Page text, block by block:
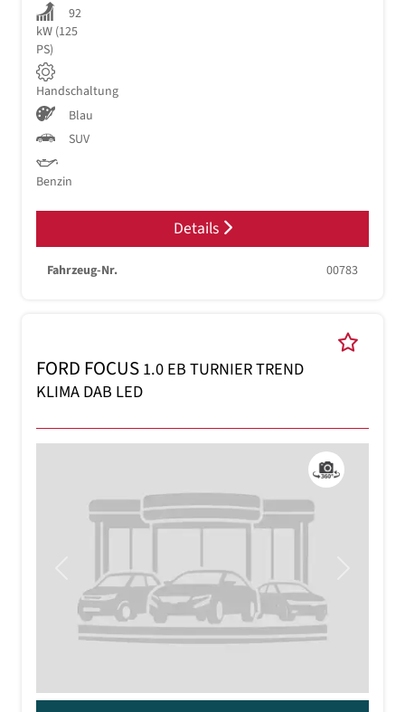
92
kW (125
PS)
Handschaltung
Blau
SUV
Benzin
Details
Fahrzeug-Nr. 00783
FORD FOCUS1.0 EB TURNIER TREND
KLIMA DAB LED
Previous